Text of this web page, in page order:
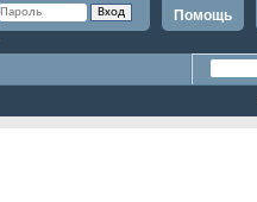
Помощь